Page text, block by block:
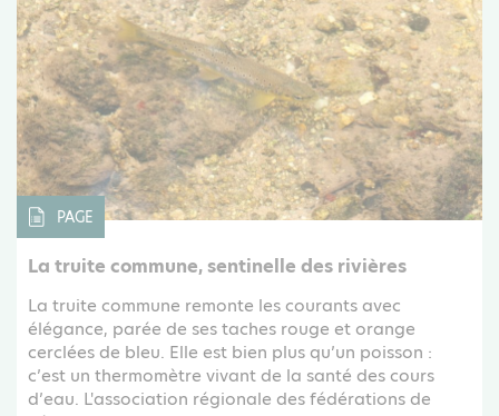
PAGE
La truite commune, sentinelle des rivières
La truite commune remonte les courants avec
élégance, parée de ses taches rouge et orange
cerclées de bleu. Elle est bien plus qu’un poisson :
c’est un thermomètre vivant de la santé des cours
d’eau. L'association régionale des fédérations de